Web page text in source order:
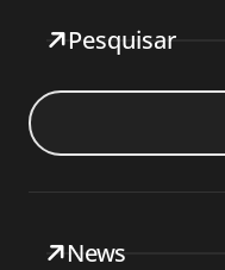
Pesquisar
News